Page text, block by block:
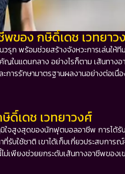
ของ กษิดิ์เดช เวทยาว
วรุก พร้อมช่วยสร้างจังหวะการเล่นให้
ญในแดนกลาง อย่างไรก็ตาม เส้นทาง
ารรักษามาตรฐานผลงานอย่างต่อเนื่อ
ดิ์เดช เวทยาวงศ์
จสูงสุดของนักฟุตบอลอาชีพ การได้รับ
บใช้ชาติ เขาได้เก็บเกี่ยวประสบการ
เพียงช่วยยกระดับเส้นทางอาชีพของเ